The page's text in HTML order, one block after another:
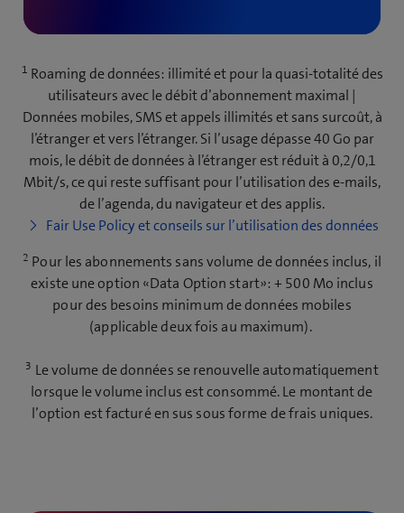
1 Roaming de données: illimité et pour la quasi-totalité des
utilisateurs avec le débit d’abonnement maximal |
Données mobiles, SMS et appels illimités et sans surcoût, à
l’étranger et vers l’étranger. Si l’usage dépasse 40 Go par
mois, le débit de données à l’étranger est réduit à 0,2/0,1
Mbit/s, ce qui reste suffisant pour l’utilisation des e-mails,
de l’agenda, du navigateur et des applis.
Fair Use Policy et conseils sur l’utilisation des données
2 Pour les abonnements sans volume de données inclus, il
existe une option «Data Option start»: + 500 Mo inclus
pour des besoins minimum de données mobiles
(applicable deux fois au maximum).
3 Le volume de données se renouvelle automatiquement
lorsque le volume inclus est consommé. Le montant de
l’option est facturé en sus sous forme de frais uniques.